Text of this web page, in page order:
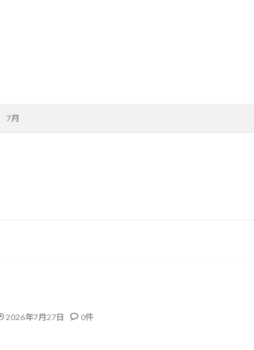
7月
2026年7月27日 0件